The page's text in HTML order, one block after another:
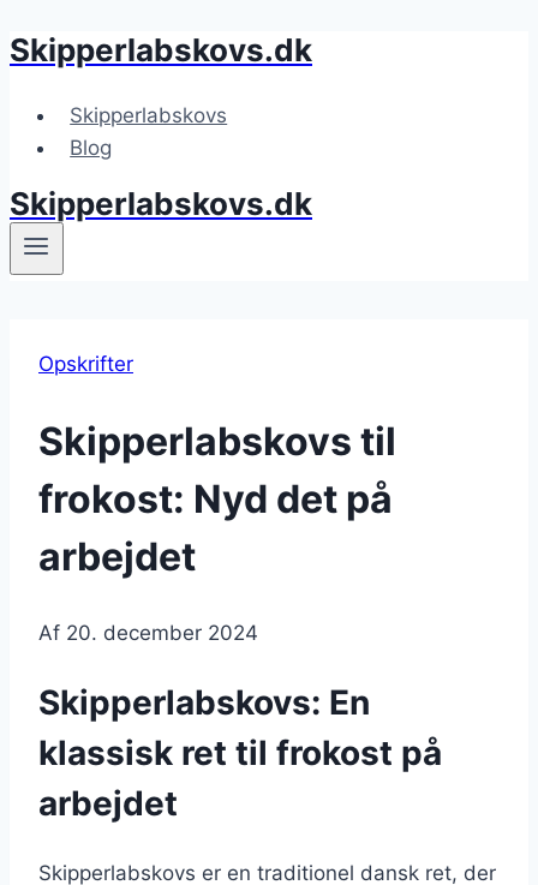
Fortsæt
indhold
Skipperlabskovs.dk
Skipperlabskovs
Blog
Skipperlabskovs.dk
Opskrifter
Skipperlabskovs til
frokost: Nyd det på
arbejdet
Af 20. december 2024
Skipperlabskovs: En
klassisk ret til frokost på
arbejdet
Skipperlabskovs er en traditionel dansk ret, der